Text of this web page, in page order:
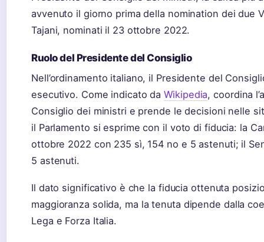
avvenuto il giorno prima della nomination dei due
Tajani, nominati il 23 ottobre 2022.
Ruolo del Presidente del Consiglio
Nell’ordinamento italiano, il Presidente del
esecutivo. Come indicato daWikipedia, coordina
Consiglio dei ministri e prende le decisioni nelle
il Parlamento si esprime con il voto di fiducia: la
ottobre 2022 con 235 sì, 154 no e 5 astenuti; il
5 astenuti.
Il dato significativo è che la fiducia ottenuta
maggioranza solida, ma la tenuta dipende dalla
Lega e Forza Italia.